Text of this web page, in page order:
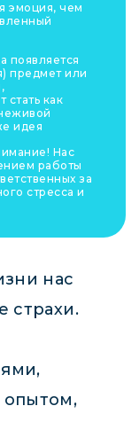
эмоция, чем
появляется
предмет или
как
идея
Нас
работы
за
стресса и
нас
страхи.
опытом,